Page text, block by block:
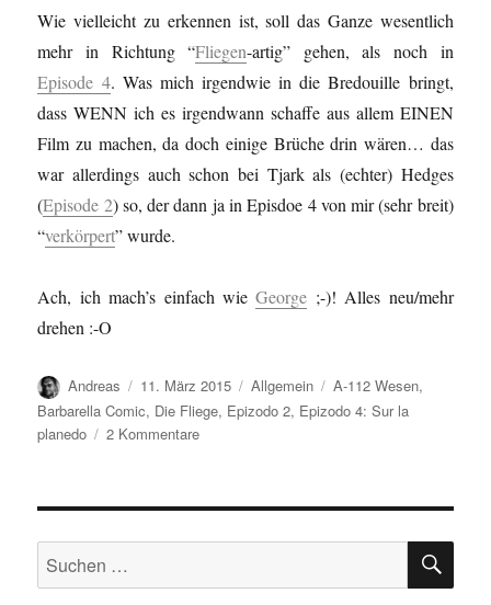
Wie vielleicht zu erkennen ist, soll das Ganze wesentlich
mehr in Richtung “Fliegen-artig” gehen, als noch in
Episode 4. Was mich irgendwie in die Bredouille bringt,
dass WENN ich es irgendwann schaffe aus allem EINEN
Film zu machen, da doch einige Brüche drin wären… das
war allerdings auch schon bei Tjark als (echter) Hedges
(Episode 2) so, der dann ja in Episdoe 4 von mir (sehr breit)
“verkörpert” wurde.
Ach, ich mach’s einfach wieGeorge ;-)! Alles neu/mehr
drehen :-O
Autor
Andreas
Veröffentlicht
am
11. März 2015 Kategorien
Allgemein Schlagwörter
A-112 Wesen,
Barbarella Comic, Die Fliege, Epizodo 2, Epizodo 4: Sur la
planedo
2 Kommentarezu
Suchen
nach: